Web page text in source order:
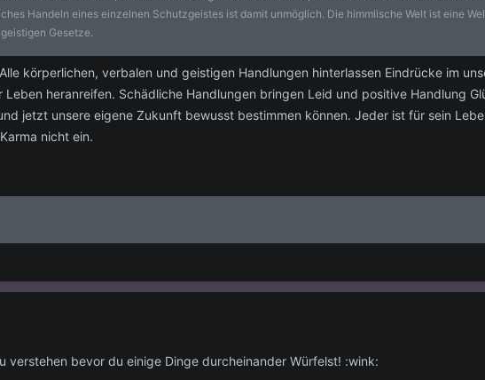
Handeln eines einzelnen Schutzgeistes ist damit unmöglich. Die himmlische Welt ist eine
Gesetze.
körperlichen, verbalen und geistigen Handlungen hinterlassen Eindrücke im
heranreifen. Schädliche Handlungen bringen Leid und positive Handlung
jetzt unsere eigene Zukunft bewusst bestimmen können. Jeder ist für sein
nicht ein.
verstehen bevor du einige Dinge durcheinander Würfelst! :wink: